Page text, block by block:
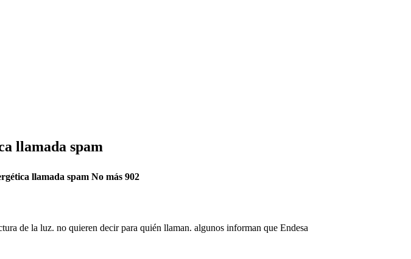
llamada spam
llamada spam No más 902
de la luz. no quieren decir para quién llaman. algunos informan que Endesa